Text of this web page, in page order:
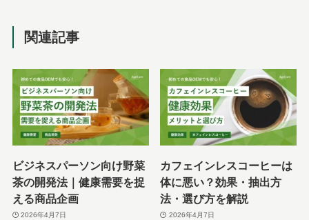
関連記事
ビジネスパーソン向け野菜
茶の開発法｜健康需要を捉
える商品企画
2026年4月7日
カフェインレスコーヒーは
体に悪い？効果・抽出方
法・選び方を解説
2026年4月7日